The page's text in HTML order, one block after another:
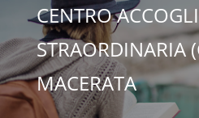
CENTRO
STRAORDINARIA
MACERATA